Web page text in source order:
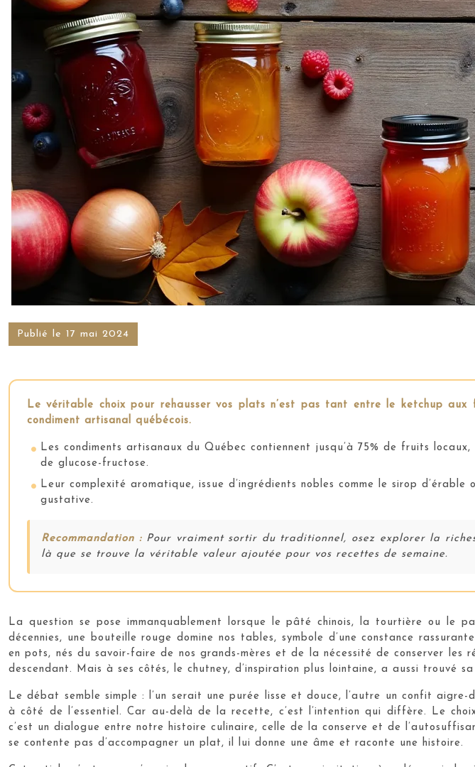
Publié le 17 mai 2024
Le véritable choix pour rehausser vos plats n’est pas tant entre le ketchup
condiment artisanal québécois.
Les condiments artisanaux du Québec contiennent jusqu’à 75% de fruits
de glucose-fructose.
Leur complexité aromatique, issue d’ingrédients nobles comme le sirop
gustative.
Recommandation :Pour vraiment sortir du traditionnel, osez explorer la
là que se trouve la véritable valeur ajoutée pour vos recettes de semaine.
La question se pose immanquablement lorsque le pâté chinois, la tourtière ou le
décennies, une bouteille rouge domine nos tables, symbole d’une constance
en pots, nés du savoir-faire de nos grands-mères et de la nécessité de conserver
descendant. Mais à ses côtés, le chutney, d’inspiration plus lointaine, a aussi trouvé
Le débat semble simple : l’un serait une purée lisse et douce, l’autre un confit
à côté de l’essentiel. Car au-delà de la recette, c’est l’intention qui diffère. Le
c’est un dialogue entre notre histoire culinaire, celle de la conserve et de
se contente pas d’accompagner un plat, il lui donne une âme et raconte une histoire.